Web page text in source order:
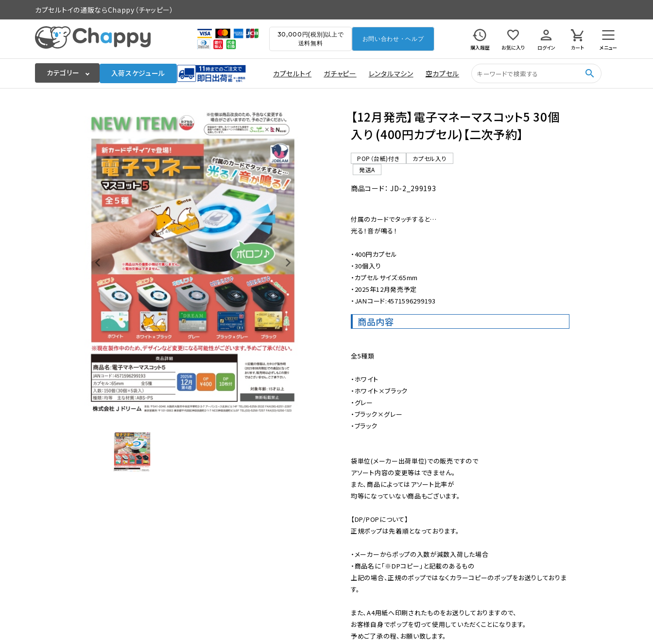
カプセルトイの通販ならChappy（チャッピー）
30,000円(税別)以上で
送料無料
お問い合わせ・ヘルプ
購入履歴
お気に入り ログイン カート メニュー
カテゴリー 入荷スケジュール カプセルトイ ガチャピー レンタルマシン 空カプセル search
入荷スケジュールをチェック
カプセルトイマシン本体
よくあるご質問
ご利用ガイド
06-6282-7659
【12月発売】電子マネーマスコット5 30個
入り (400円カプセル)【二次予約】
POP（台紙)付き
カプセル入り
発送A
商品コード： JD-2_299193
付属のカードでタッチすると…
光る！音が鳴る！
・400円カプセル
・30個入り
・カプセルサイズ:65mm
・2025年12月発売予定
・JANコード:4571596299193
商品内容
全5種類
・ホワイト
・ホワイト×ブラック
・グレー
・ブラック×グレー
・ブラック
袋単位(メーカー出荷単位)での販売ですので
アソート内容の変更等はできません。
また、商品によってはアソート比率が
均等になっていない商品もございます。
【DP/POPについて】
正規ポップは先着順となっております。
・メーカーからポップの入数が減数入荷した場合
・商品名に「※DPコピー」と記載のあるもの
上記の場合、正規のポップではなくカラーコピーのポップをお送りしておりま
す。
また、A4用紙へ印刷されたものをお送りしておりますので、
お客様自身でポップを切って使用していただくことになります。
予めご了承の程、お願い致します。